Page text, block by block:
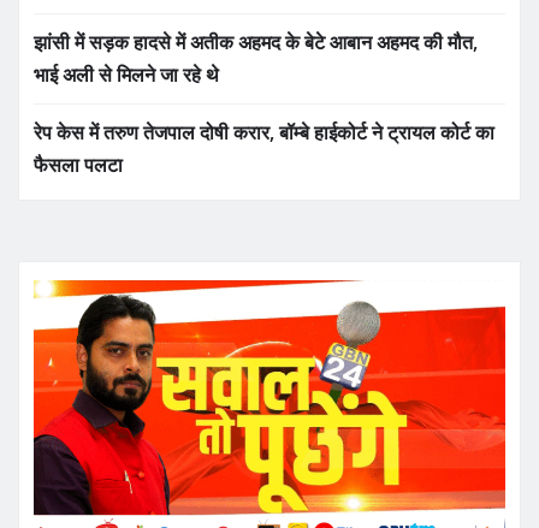
झांसी में सड़क हादसे में अतीक अहमद के बेटे आबान अहमद की मौत,
भाई अली से मिलने जा रहे थे
रेप केस में तरुण तेजपाल दोषी करार, बॉम्बे हाईकोर्ट ने ट्रायल कोर्ट का
फैसला पलटा